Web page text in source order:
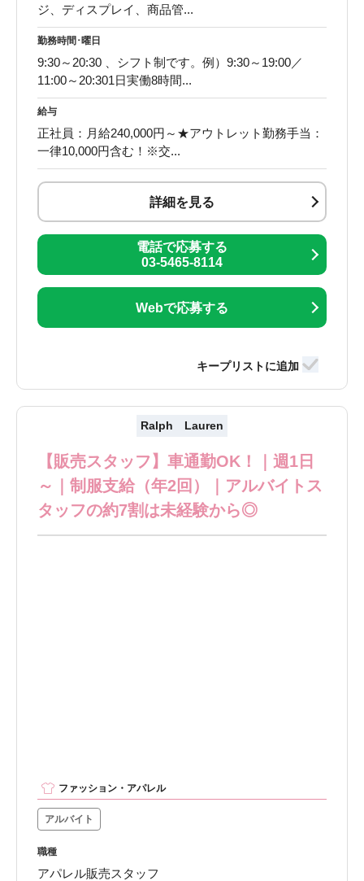
ジ、ディスプレイ、商品管...
勤務時間･曜日
9:30～20:30 、シフト制です。例）9:30～19:00／
11:00～20:301日実働8時間...
給与
正社員：月給240,000円～★アウトレット勤務手当：
一律10,000円含む！※交...
詳細を見る
電話で応募する
03-5465-8114
Webで応募する
Ralph Lauren
【販売スタッフ】車通勤OK！｜週1日
～｜制服支給（年2回）｜アルバイトス
タッフの約7割は未経験から◎
ファッション・アパレル
アルバイト
職種
アパレル販売スタッフ